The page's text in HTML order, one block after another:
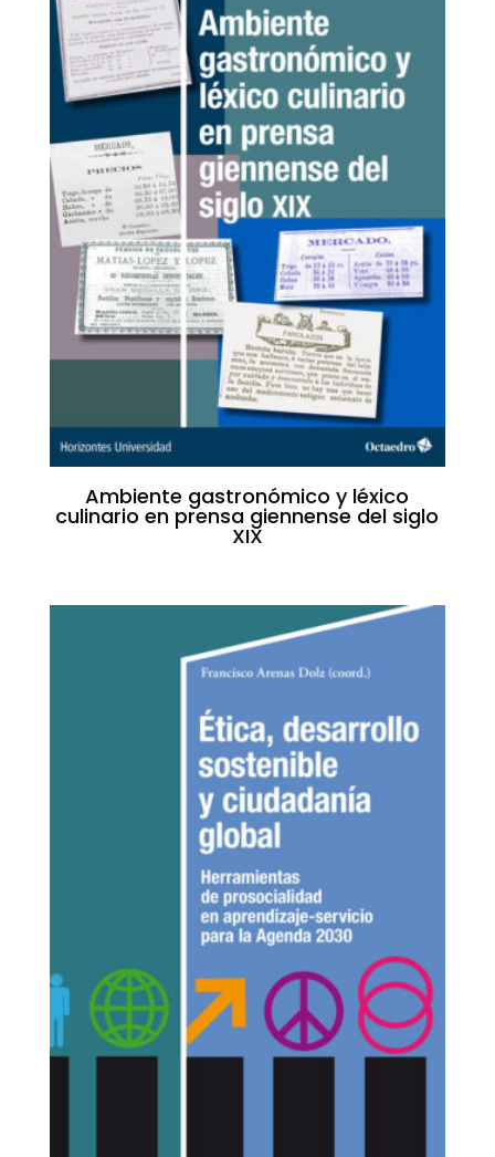
Ambiente gastronómico y léxico
culinario en prensa giennense del siglo
XIX